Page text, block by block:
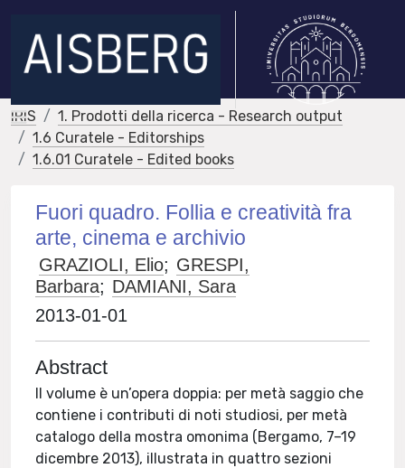
IRIS
1. Prodotti della ricerca - Research output
1.6 Curatele - Editorships
1.6.01 Curatele - Edited books
Fuori quadro. Follia e creatività fra
arte, cinema e archivio
GRAZIOLI, Elio; GRESPI,
Barbara; DAMIANI, Sara
2013-01-01
Abstract
Il volume è un’opera doppia: per metà saggio che
contiene i contributi di noti studiosi, per metà
catalogo della mostra omonima (Bergamo, 7–19
dicembre 2013), illustrata in quattro sezioni